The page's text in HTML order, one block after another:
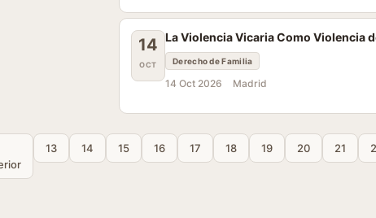
14
OCT
La Violencia Vicaria Como Violencia
Derecho de Familia
14 Oct 2026 Madrid
13 14 15 16 17 18 19 20 21